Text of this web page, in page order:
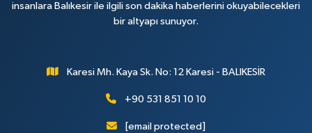
insanlara Balıkesir ile ilgili son dakika haberlerini okuyabilecekleri
bir altyapı sunuyor.
Karesi Mh. Kaya Sk. No: 12 Karesi - BALIKESİR
+90 531 851 10 10
[email protected]